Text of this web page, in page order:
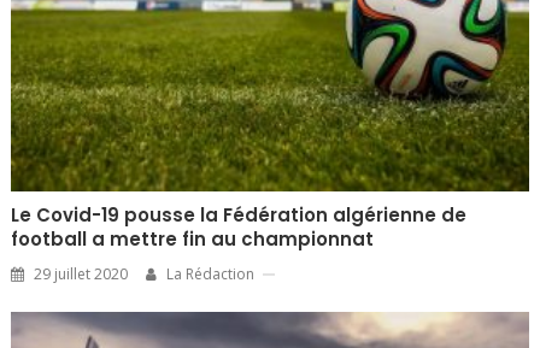
Le Covid-19 pousse la Fédération algérienne de
football a mettre fin au championnat
29 juillet 2020 La Rédaction